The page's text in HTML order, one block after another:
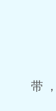
“
带